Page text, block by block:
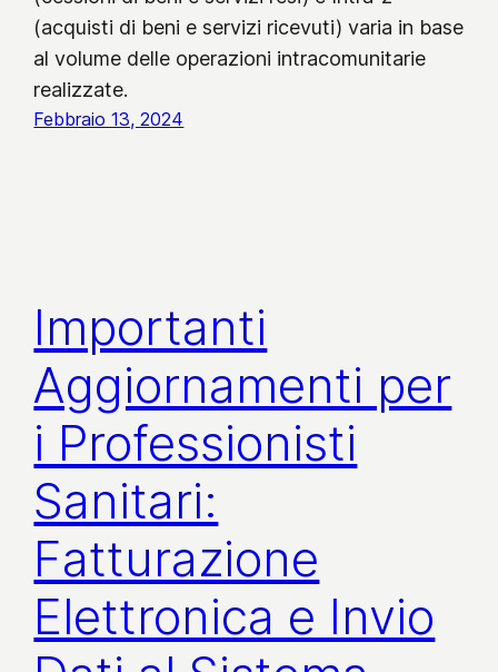
(acquisti di beni e servizi ricevuti) varia in base
al volume delle operazioni intracomunitarie
realizzate.
Febbraio 13, 2024
Importanti
Aggiornamenti per
i Professionisti
Sanitari:
Fatturazione
Elettronica e Invio